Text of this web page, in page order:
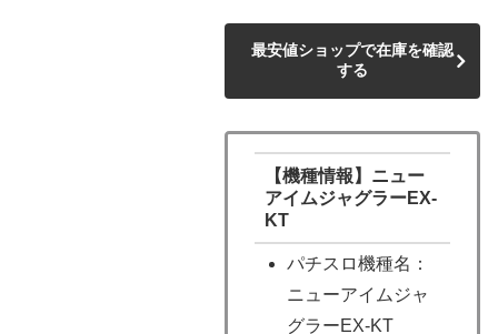
最安値ショップで在庫を確認
する
【機種情報】ニュー
アイムジャグラーEX-
KT
パチスロ機種名：
ニューアイムジャ
グラーEX-KT